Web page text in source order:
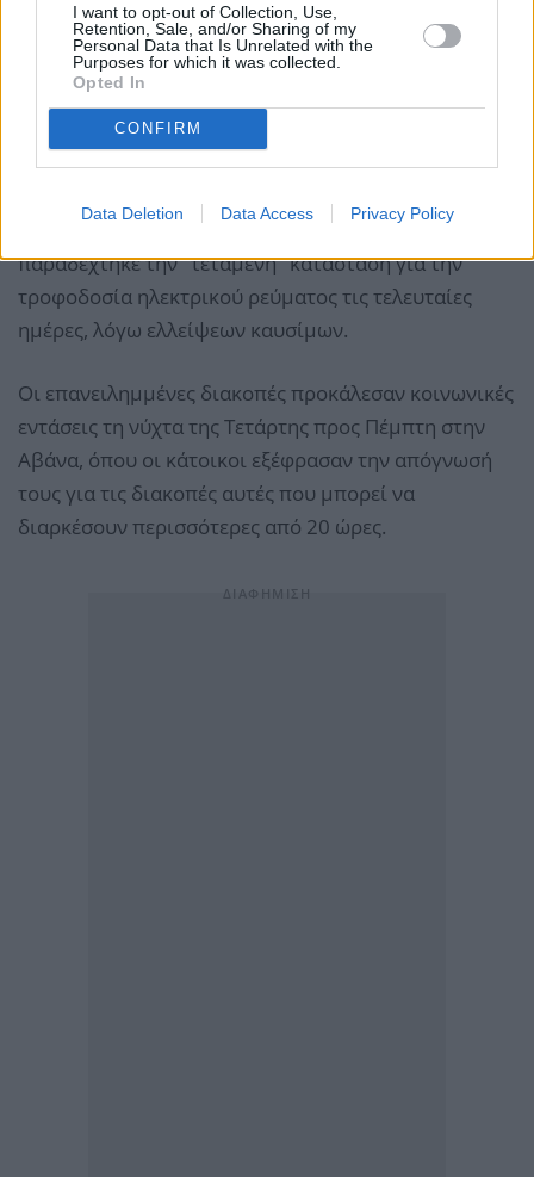
I want to opt-out of Collection, Use,
Retention, Sale, and/or Sharing of my
Personal Data that Is Unrelated with the
Purposes for which it was collected.
Opted In
CONFIRM
Data Deletion Data Access Privacy Policy
Η νέα μεγάλη διακοπή ρεύματος σημειώνεται ενώ η
καυσίμων υπό την πίεση της Ουάσινγκτον,
παραδέχτηκε την "τεταμένη" κατάσταση για την
τροφοδοσία ηλεκτρικού ρεύματος τις τελευταίες
ημέρες, λόγω ελλείψεων καυσίμων.
Οι επανειλημμένες διακοπές προκάλεσαν κοινωνικές
εντάσεις τη νύχτα της Τετάρτης προς Πέμπτη στην
Αβάνα, όπου οι κάτοικοι εξέφρασαν την απόγνωσή
τους για τις διακοπές αυτές που μπορεί να
διαρκέσουν περισσότερες από 20 ώρες.